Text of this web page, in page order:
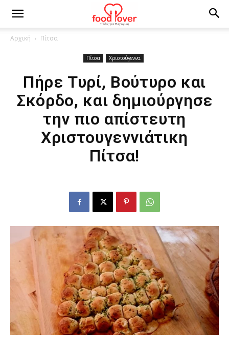
Αρχική Πίτσα
Πίτσα Χριστούγεννα
Πήρε Τυρί, Βούτυρο και
Σκόρδο, και δημιούργησε
την πιο απίστευτη
Χριστουγεννιάτικη
Πίτσα!